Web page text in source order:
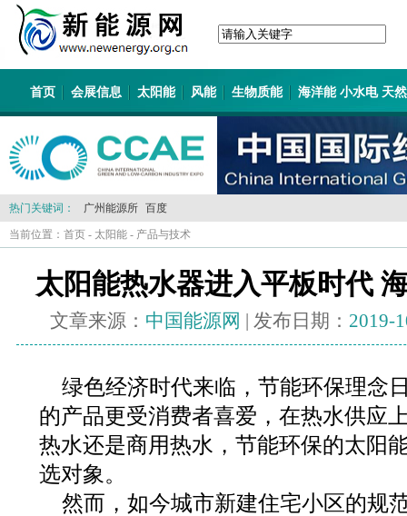
首页 会展信息 太阳能 风能 生物质能 海洋能 小水电 天
热门关键词： 广州能源所 百度
当前位置： 首页 - 太阳能 - 产品与技术
太阳能热水器进入平板时代
文章来源： 中国能源网 | 发布日期： 2019-
绿色经济时代来临，节能环保理念
的产品更受消费者喜爱，在热水供应
热水还是商用热水，节能环保的太阳
选对象。
然而，如今城市新建住宅小区的规